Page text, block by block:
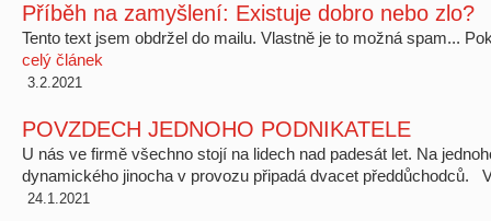
Příběh na zamyšlení: Existuje dobro nebo zlo?
Tento text jsem obdržel do mailu. Vlastně je to možná spam...
celý článek
3.2.2021
POVZDECH JEDNOHO PODNIKATELE
U nás ve firmě všechno stojí na lidech nad padesát let. Na
dynamického jinocha v provozu připadá dvacet
24.1.2021